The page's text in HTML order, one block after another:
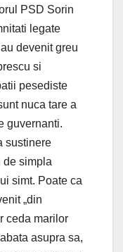
PSD Sorin
legate
devenit greu
si
pesediste
nuca tare a
guvernanti.
sustinere
de simpla
simt. Poate ca
„din
ceda marilor
asupra sa,